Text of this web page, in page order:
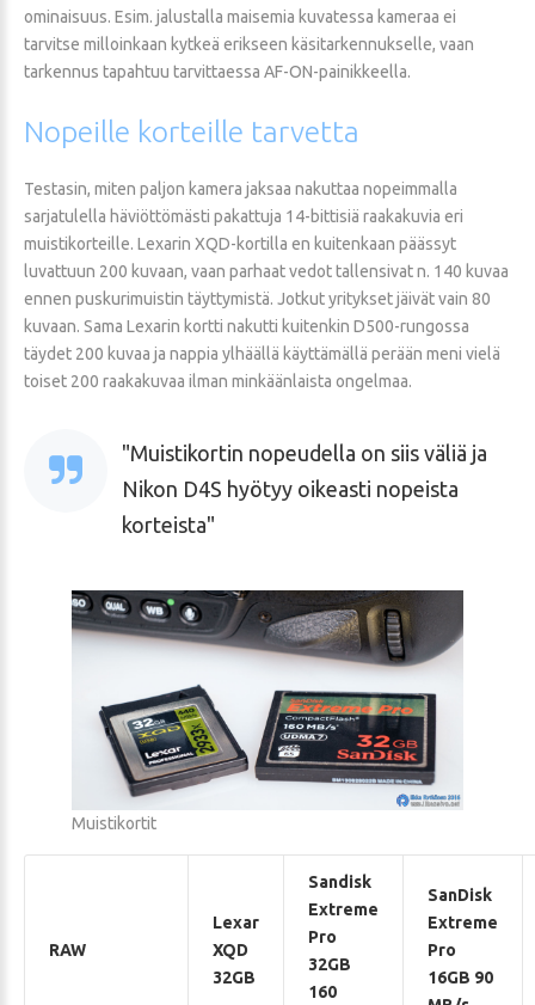
ominaisuus. Esim. jalustalla maisemia kuvatessa kameraa ei
tarvitse milloinkaan kytkeä erikseen käsitarkennukselle, vaan
tarkennus tapahtuu tarvittaessa AF-ON-painikkeella.
Nopeille korteille tarvetta
Testasin, miten paljon kamera jaksaa nakuttaa nopeimmalla
sarjatulella häviöttömästi pakattuja 14-bittisiä raakakuvia eri
muistikorteille. Lexarin XQD-kortilla en kuitenkaan päässyt
luvattuun 200 kuvaan, vaan parhaat vedot tallensivat n. 140 kuvaa
ennen puskurimuistin täyttymistä. Jotkut yritykset jäivät vain 80
kuvaan. Sama Lexarin kortti nakutti kuitenkin D500-rungossa
täydet 200 kuvaa ja nappia ylhäällä käyttämällä perään meni vielä
toiset 200 raakakuvaa ilman minkäänlaista ongelmaa.
Muistikortin nopeudella on siis väliä ja
Nikon D4S hyötyy oikeasti nopeista
korteista
Muistikortit
RAW
Lexar
XQD
32GB
Sandisk
Extreme
Pro
32GB
160
SanDisk
Extreme
Pro
16GB 90